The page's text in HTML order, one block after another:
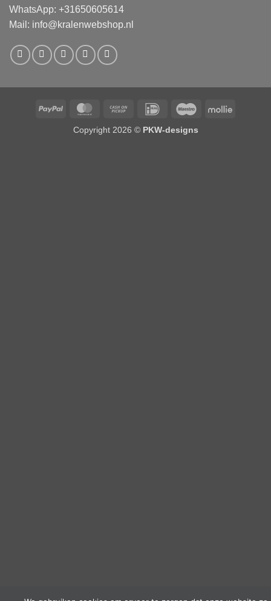
WhatsApp: +31650605614
Mail: info@kralenwebshop.nl
PayPal MasterCardCash
Pickup
IDeal Maestro Mollie
Copyright 2026 © PKW-designs